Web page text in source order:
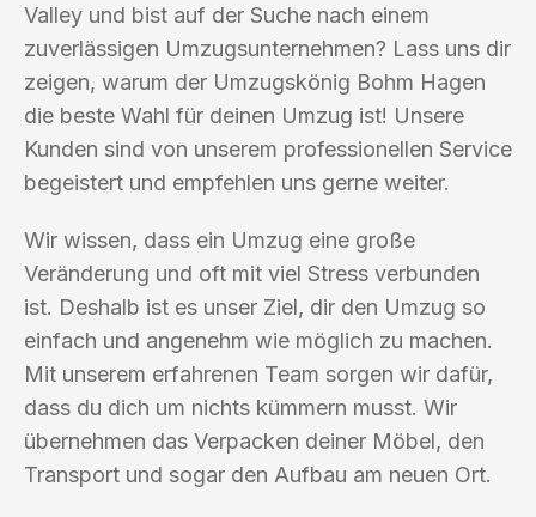
Valley und bist auf der Suche nach einem
zuverlässigen Umzugsunternehmen? Lass uns dir
zeigen, warum der Umzugskönig Bohm Hagen
die beste Wahl für deinen Umzug ist! Unsere
Kunden sind von unserem professionellen Service
begeistert und empfehlen uns gerne weiter.
Wir wissen, dass ein Umzug eine große
Veränderung und oft mit viel Stress verbunden
ist. Deshalb ist es unser Ziel, dir den Umzug so
einfach und angenehm wie möglich zu machen.
Mit unserem erfahrenen Team sorgen wir dafür,
dass du dich um nichts kümmern musst. Wir
übernehmen das Verpacken deiner Möbel, den
Transport und sogar den Aufbau am neuen Ort.